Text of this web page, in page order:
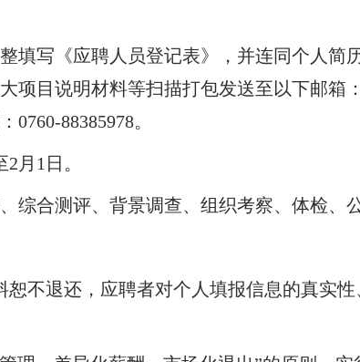
填写《应聘人员登记表》，并连同个人简
项目说明材料等扫描打包发送至以下邮箱：
0760-88385978。
2 月 1 日。
综合测评、背景调查、组织考察、体检、
恕不退还，应聘者对个人填报信息的真实